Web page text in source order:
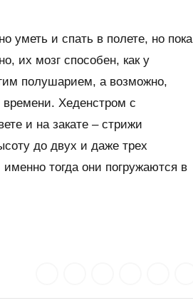
уметь и спать в полете, но пока
их мозг способен, как у
полушарием, а возможно,
времени. Хеденстром с
и на закате – стрижи
до двух и даже трех
тогда они погружаются в